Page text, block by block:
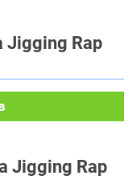
Jigging Rap
Jigging Rap